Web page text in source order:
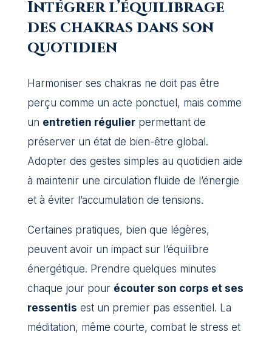
Intégrer l’équilibrage
des chakras dans son
quotidien
Harmoniser ses chakras ne doit pas être
perçu comme un acte ponctuel, mais comme
un entretien régulierpermettant de
préserver un état de bien-être global.
Adopter des gestes simples au quotidien aide
à maintenir une circulation fluide de l’énergie
et à éviter l’accumulation de tensions.
Certaines pratiques, bien que légères,
peuvent avoir un impact sur l’équilibre
énergétique. Prendre quelques minutes
chaque jour pour écouter son corps et ses
ressentis est un premier pas essentiel. La
méditation, même courte, combat le stress et